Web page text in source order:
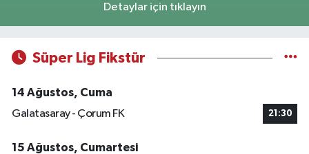
Detaylar için tıklayın
Süper Lig Fikstür
14 Ağustos, Cuma
Galatasaray - Çorum FK
21:30
15 Ağustos, Cumartesi